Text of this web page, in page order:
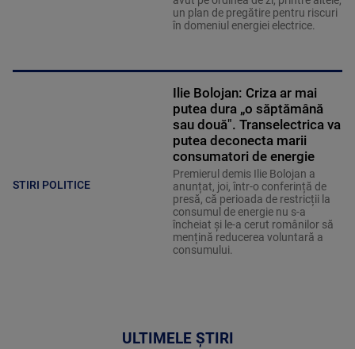
un plan de pregătire pentru riscuri
în domeniul energiei electrice.
STIRI POLITICE
Ilie Bolojan: Criza ar mai
putea dura „o săptămână
sau două". Transelectrica va
putea deconecta marii
consumatori de energie
Premierul demis Ilie Bolojan a
anunțat, joi, într-o conferință de
presă, că perioada de restricții la
consumul de energie nu s-a
încheiat și le-a cerut românilor să
mențină reducerea voluntară a
consumului.
ULTIMELE ȘTIRI